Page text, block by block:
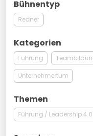
Bühnentyp
Redner
Kategorien
Führung
Unternehmertum
Themen
Führung / Leadership 4.0